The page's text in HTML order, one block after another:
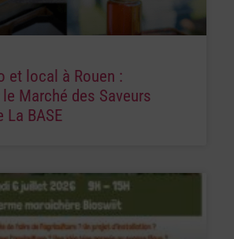
et local à Rouen :
Marché des Saveurs
La BASE